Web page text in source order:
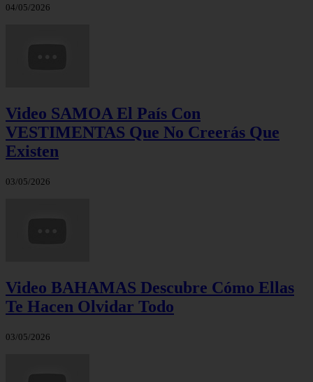
04/05/2026
Video SAMOA El País Con
VESTIMENTAS Que No Creerás Que
Existen
03/05/2026
Video BAHAMAS Descubre Cómo Ellas
Te Hacen Olvidar Todo
03/05/2026